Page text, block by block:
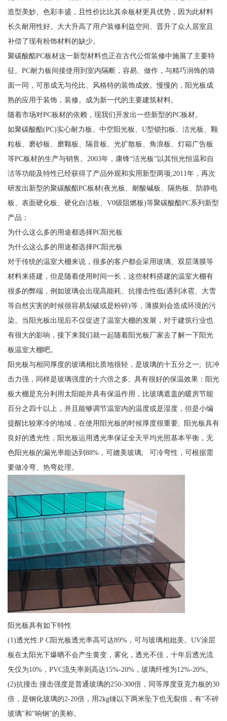
造型美妙、色彩丰盛，且性价比比其余板材更具优势，因为此材料
长久耐用性好。大大升高了用户装修利益空间、晋升了众人居室且
补偿了现有粉饰材料的缺少。
聚碳酸酯PC板材这一新型材料也正在古代公馆装修中施展了主要特
征。PC耐力板间接使用到室内隔断，容易、做作，与精巧润饰的墙
面一同，可形成无与伦比、风格特的装饰成效。慢慢的，阳光板成
熟的应用于装饰，装修。成为新一代的主要建筑材料。
随着市场对PC板材的依赖，现我们开发出一些新型的PC板材。
如聚碳酸酯(PC)实心耐力板、中空阳光板、U型锁扣板、洁光板、颗
粒板、磨砂板、磨颗板、隔音板、光扩散板、角浪板、灯箱广告板
等PC板材的生产与销售。2003年，康锋“洁光板”以其恒光恒温和自
洁等功能及特性已经获得了产品外观和实用新型两项;2011年，再次
研发出新型的聚碳酸酯PC板材(夜光板、耐酸碱板、隔热板、防静电
板、表面硬化板、硬化自洁板、V0级阻燃板)等聚碳酸酯PC系列新型
产品；
为什么这么多的用途都选择PC阳光板
为什么这么多的用途都选择PC阳光板
对于传统的温室大棚来说，很多的客户都会采用玻璃、双层薄膜等
材料来搭建，但是随着使用时间一长，这些材料搭建的温室大棚有
很多的弊端，例如玻璃会出现高能耗、抗撞击性低(遇到冰雹、大雪
等自然灾害的时候很容易划破或是粉碎)等，薄膜则会造成环境的污
染。当阳光板出现后不仅促进了温室大棚的发展，对于建筑行业也
有很大的影响，接下来我们就一起随着阳光板厂家去了解一下阳光
板温室大棚吧。
阳光板与相同厚度的玻璃相比质地很轻，是玻璃的十五分之一; 抗冲
击力强，同样是玻璃强度的十六倍之多; 具有很好的保温效果：阳光
板大棚是充分利用太阳能并具有保温作用，比玻璃遮盖的暖房节能
百分之四十以上，并且能够调节温室内的温度或是湿度，但是小编
提醒比较寒冷的地域，在使用阳光板的时候厚度很重要; 阳光板具有
良好的透光性，阳光板运用透光率保证全天平均光照基本平衡，无
色阳光板的漏光率能达到88%，可媲美玻璃; 可冷弯性，可根据需
要做冷弯、热弯处理。
阳光板具有如下特性
(1)透光性:P C阳光板透光率高可达89%，可与玻璃相妣美。UV涂层
板在太阳光下爆晒不会产生黄变，雾化，透光不佳，十年后透光流
失仅为10%，PVC流失率则高达15%-20%，玻璃纤维为12%-20%。
(2)抗撞击:撞击强度是普通玻璃的250-300倍，同等厚度亚克力板的30
倍，是钢化玻璃的2-20倍，用2kg锤以下两米坠下也无裂痕，有"不碎
玻璃"和"响钢"的美称。